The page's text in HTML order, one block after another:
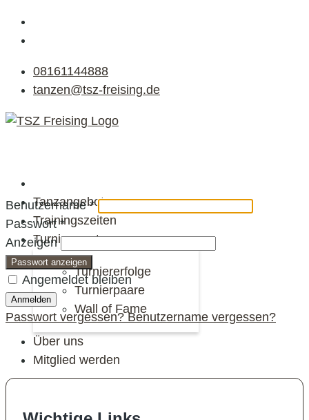
08161144888
tanzen@tsz-freising.de
Tanzangebote
Trainingszeiten
Turniersport
Turniererfolge
Turnierpaare
Wall of Fame
Über uns
Mitglied werden
Benutzername*
Passwort*
Anzeigen
Passwort anzeigen
Angemeldet bleiben
Anmelden
Passwort vergessen?Benutzername vergessen?